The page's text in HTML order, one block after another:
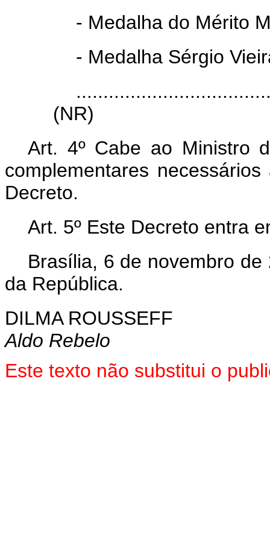
- Medalha do Mérito
- Medalha Sérgio
(NR)
Art. 4º Cabe ao Ministro
complementares
Decreto.
Art. 5º Este Decreto entra
Brasília, 6 de novembro de
da República.
DILMA ROUSSEFF
Aldo Rebelo
Este texto não substitui o